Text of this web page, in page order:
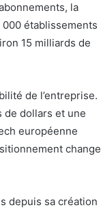
la
établissements
15 milliards de
de l’entreprise.
de dollars et une
européenne
change
depuis sa création